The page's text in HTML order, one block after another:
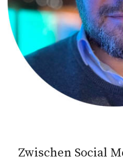
Zwischen Social